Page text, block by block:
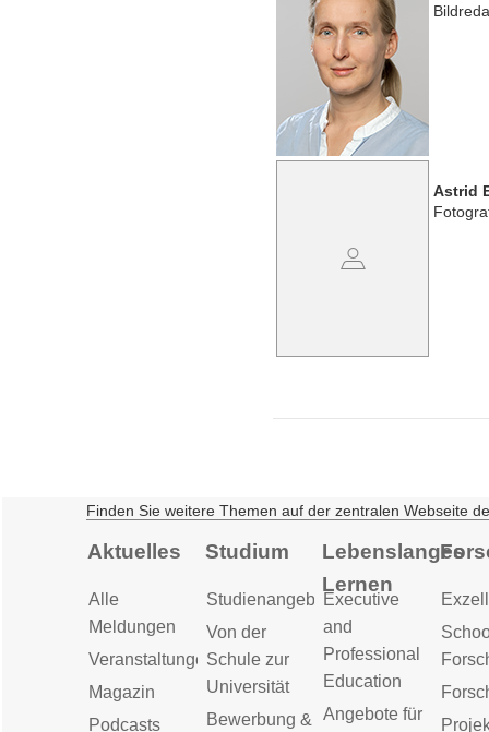
Astrid
Finden Sie weitere Themen auf der zentralen Webseite
Aktuelles
Alle
Meldungen
Veranstaltungen
Magazin
Podcasts
Studium
Studienangebot
Von der
Schule zur
Universität
Bewerbung &
Lebenslanges
Lernen
Executive
and
Professional
Education
Angebote für